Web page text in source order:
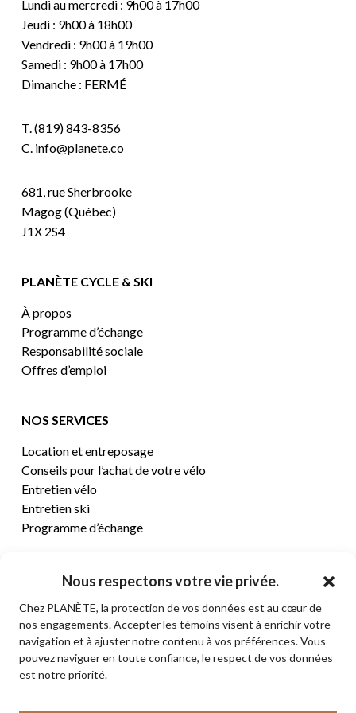
Nous respectons votre vie privée.
Chez PLANÈTE, la protection de vos données est au cœur de
nos engagements. Accepter les témoins visent à enrichir votre
navigation et à ajuster notre contenu à vos préférences. Vous
pouvez naviguer en toute confiance, le respect de vos données
est notre priorité.
Lundi au mercredi : 9h00 à 17h00
Jeudi : 9h00 à 18h00
Vendredi : 9h00 à 19h00
Samedi : 9h00 à 17h00
Dimanche : FERMÉ
T.(819) 843-8356
C. info@planete.co
681, rue Sherbrooke
Magog (Québec)
J1X 2S4
PLANÈTE CYCLE & SKI
À propos
Programme d’échange
Responsabilité sociale
Offres d’emploi
NOS SERVICES
Location et entreposage
Conseils pour l’achat de votre vélo
Entretien vélo
Entretien ski
Programme d’échange
CENTRE D’AIDE
Termes et conditions de vente
Retours et remboursements
Politique de confidentialité
Contact